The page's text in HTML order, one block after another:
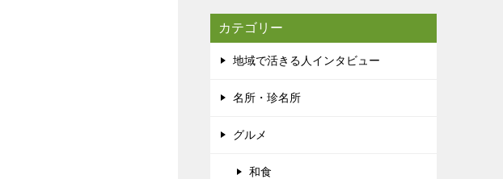
カテゴリー
地域で活きる人インタビュー
名所・珍名所
グルメ
和食